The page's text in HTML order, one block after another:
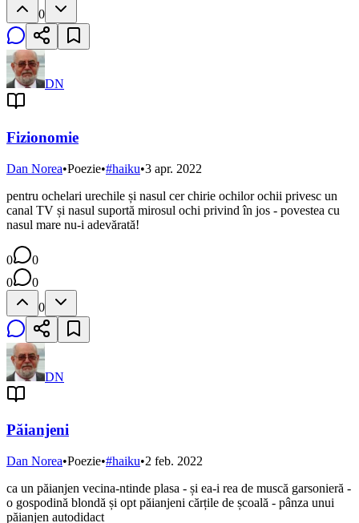
0
DN
Fizionomie
Dan Norea•Poezie•#haiku•3 apr. 2022
pentru ochelari urechile și nasul cer chirie ochilor ochii privesc un
canal TV și nasul suportă mirosul ochi privind în jos - povestea cu
nasul mare nu-i adevărată!
0
0
0
0
0
DN
Păianjeni
Dan Norea•Poezie•#haiku•2 feb. 2022
ca un păianjen vecina-ntinde plasa - și ea-i rea de muscă garsonieră -
o gospodină blondă și opt păianjeni cărțile de școală - pânza unui
păianjen autodidact